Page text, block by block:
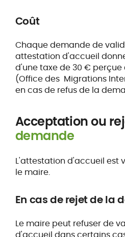
Coût
Chaque demande de
attestation d'accueil
d'une taxe de 30 € perçue
(Office des Migrations
en cas de refus de la
Acceptation ou
demande
L'attestation d'accueil est
le maire.
En cas de rejet de la
Le maire peut refuser de